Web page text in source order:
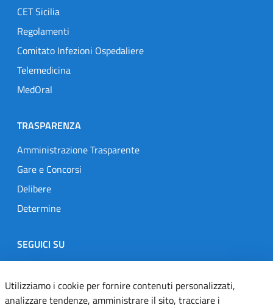
CET Sicilia
Regolamenti
Comitato Infezioni Ospedaliere
Telemedicina
MedOral
TRASPARENZA
Amministrazione Trasparente
Gare e Concorsi
Delibere
Determine
SEGUICI SU
Designers Italia
TwitterInstagramYoutubeLinkedin
Utilizziamo i cookie per fornire contenuti personalizzati,
analizzare tendenze, amministrare il sito, tracciare i